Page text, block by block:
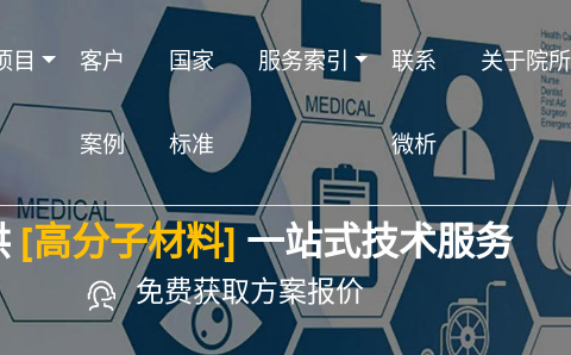
目 客户
案例
国家
标准
服务索引 联系
微析
关于院所
[高分子材料]一站式技术服务
免费获取方案报价